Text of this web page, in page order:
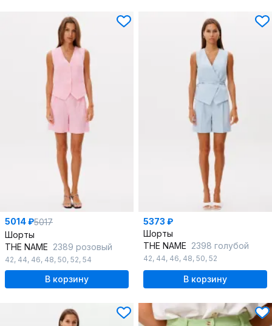
5014 ₽5017
Шорты
THE NAME 2389 розовый
42, 44, 46, 48, 50, 52, 54
В корзину
5373 ₽
Шорты
THE NAME 2398 голубой
42, 44, 46, 48, 50, 52
В корзину